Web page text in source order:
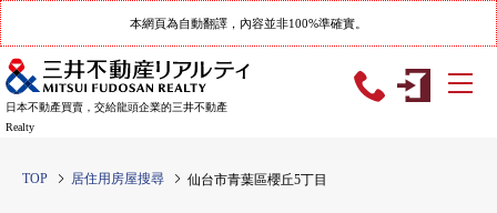
本網頁為自動翻譯，內容並非100%準確實。
日本不動產買賣，交給龍頭企業的三井不動產
Realty
TOP 居住用房屋搜尋 仙台市青葉區櫻丘5丁目